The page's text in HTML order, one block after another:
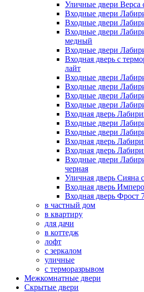
Уличные двери Верса
Входные двери
Входные двери
Входные двери
медный
Входные двери
Входная дверь с
лайт
Входные двери
Входные двери
Входные двери
Входные двери
Входная дверь
Входные двери
Входные двери
Входная дверь
Входная дверь
Входные двери
черная
Уличная дверь Сияна
Входная дверь
Входная дверь Фрост
в частный дом
в квартиру
для дачи
в коттедж
лофт
с зеркалом
уличные
с терморазрывом
Межкомнатные двери
Скрытые двери